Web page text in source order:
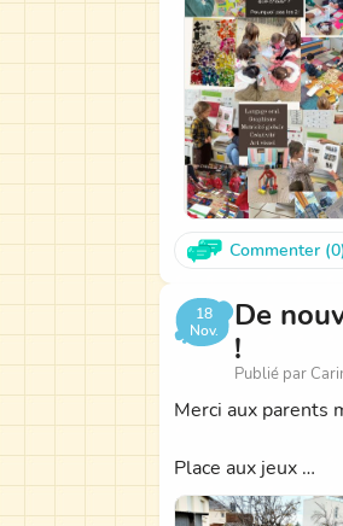
Commenter
18
Nov.
De
!
Publié par
Merci aux parents
Place aux jeux …